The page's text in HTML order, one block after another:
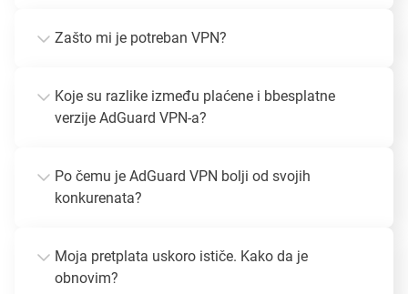
Zašto mi je potreban VPN?
Koje su razlike između plaćene i bbesplatne
verzije AdGuard VPN-a?
Po čemu je AdGuard VPN bolji od svojih
konkurenata?
Moja pretplata uskoro ističe. Kako da je
obnovim?